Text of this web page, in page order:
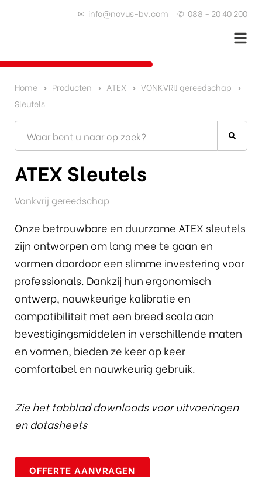
✉ info@novus-bv.com ✆ 088 - 20 40 200
Home Producten ATEX
VONKVRIJ gereedschap
Sleutels
ATEX Sleutels
Vonkvrij gereedschap
Onze betrouwbare en duurzame ATEX sleutels
zijn ontworpen om lang mee te gaan en
vormen daardoor een slimme investering voor
professionals. Dankzij hun ergonomisch
ontwerp, nauwkeurige kalibratie en
compatibiliteit met een breed scala aan
bevestigingsmiddelen in verschillende maten
en vormen, bieden ze keer op keer
comfortabel en nauwkeurig gebruik.
Zie het tabblad downloads voor uitvoeringen
en datasheets
OFFERTE AANVRAGEN